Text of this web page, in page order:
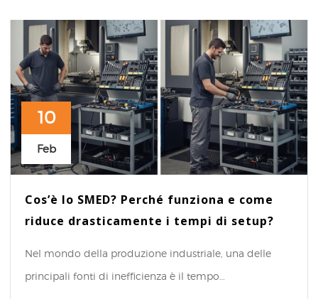
10
Feb
Cos’è lo SMED? Perché funziona e come
riduce drasticamente i tempi di setup?
Nel mondo della produzione industriale, una delle
principali fonti di inefficienza è il tempo…